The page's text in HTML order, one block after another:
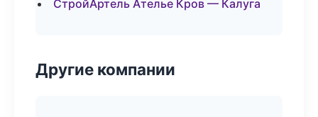
СтройАртель Ателье Кров — Калуга
Другие компании